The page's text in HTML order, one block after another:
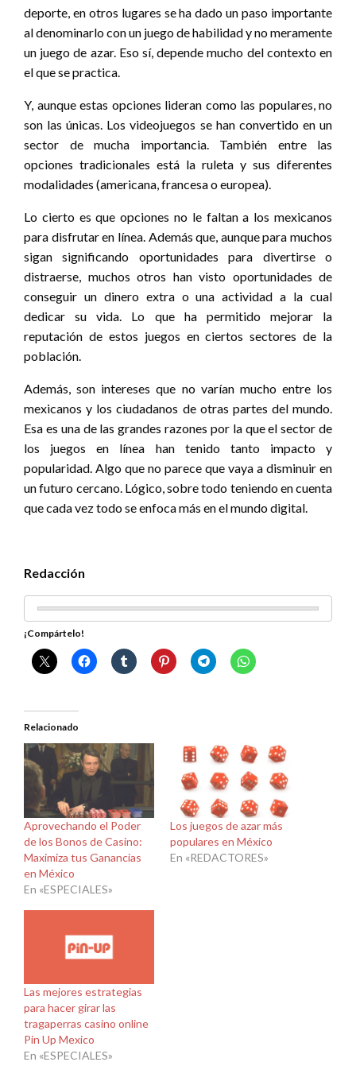
deporte, en otros lugares se ha dado un paso importante
al denominarlo con un juego de habilidad y no meramente
un juego de azar. Eso sí, depende mucho del contexto en
el que se practica.
Y, aunque estas opciones lideran como las populares, no
son las únicas. Los videojuegos se han convertido en un
sector de mucha importancia. También entre las
opciones tradicionales está la ruleta y sus diferentes
modalidades (americana, francesa o europea).
Lo cierto es que opciones no le faltan a los mexicanos
para disfrutar en línea. Además que, aunque para muchos
sigan significando oportunidades para divertirse o
distraerse, muchos otros han visto oportunidades de
conseguir un dinero extra o una actividad a la cual
dedicar su vida. Lo que ha permitido mejorar la
reputación de estos juegos en ciertos sectores de la
población.
Además, son intereses que no varían mucho entre los
mexicanos y los ciudadanos de otras partes del mundo.
Esa es una de las grandes razones por la que el sector de
los juegos en línea han tenido tanto impacto y
popularidad. Algo que no parece que vaya a disminuir en
un futuro cercano. Lógico, sobre todo teniendo en cuenta
que cada vez todo se enfoca más en el mundo digital.
Redacción
¡Compártelo!
Relacionado
Aprovechando el Poder
de los Bonos de Casino:
Maximiza tus Ganancias
en México
En «ESPECIALES»
Los juegos de azar más
populares en México
En «REDACTORES»
Las mejores estrategias
para hacer girar las
tragaperras casino online
Pin Up Mexico
En «ESPECIALES»